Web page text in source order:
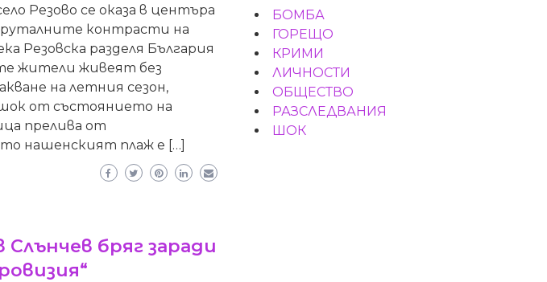
Резово се оказа в центъра
контрасти на
Резовска разделя България
жители живеят без
на летния сезон,
от състоянието на
прелива от
нашенският плаж е […]
бряг заради
БОМБА
ГОРЕЩО
КРИМИ
ЛИЧНОСТИ
ОБЩЕСТВО
РАЗСЛЕДВАНИЯ
ШОК